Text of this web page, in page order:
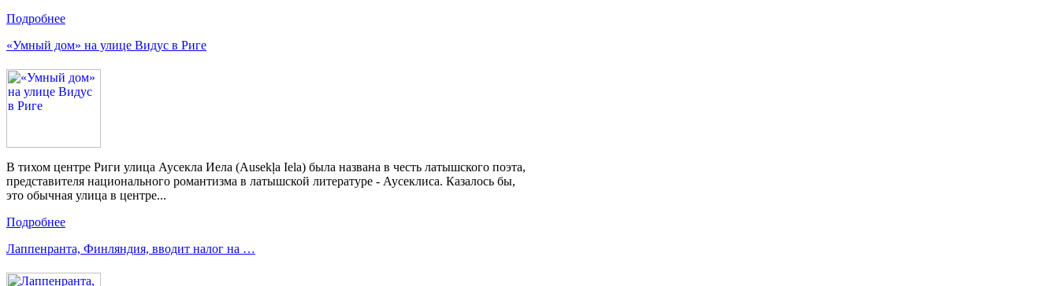
Подробнее
«Умный дом» на улице Видус в Риге
В тихом центре Риги улица Аусекла Иела (Ausekļa Iela) была названа в честь латышского поэта,
представителя национального романтизма в латышской литературе - Аусеклиса. Казалось бы,
это обычная улица в центре...
Подробнее
Лаппенранта, Финляндия, вводит налог на …